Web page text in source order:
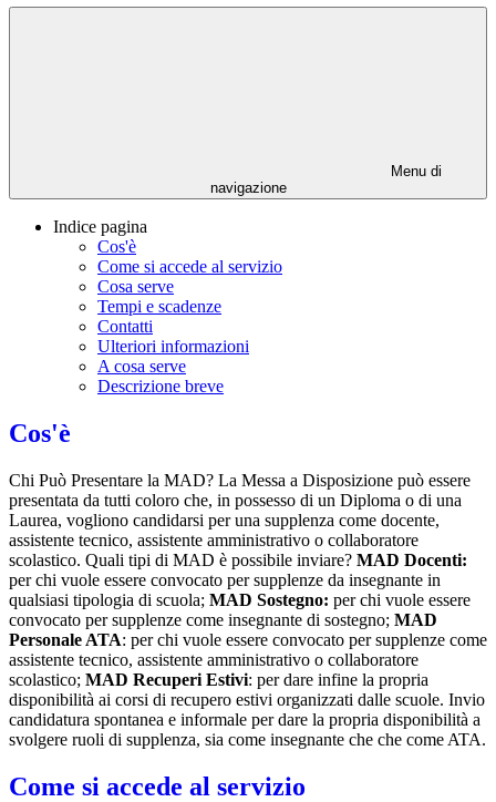
Menu di
navigazione
Indice pagina
Cos'è
Come si accede al servizio
Cosa serve
Tempi e scadenze
Contatti
Ulteriori informazioni
A cosa serve
Descrizione breve
Cos'è
Chi Può Presentare la MAD? La Messa a Disposizione può essere
presentata da tutti coloro che, in possesso di un Diploma o di una
Laurea, vogliono candidarsi per una supplenza come docente,
assistente tecnico, assistente amministrativo o collaboratore
scolastico. Quali tipi di MAD è possibile inviare? MAD Docenti:
per chi vuole essere convocato per supplenze da insegnante in
qualsiasi tipologia di scuola; MAD Sostegno: per chi vuole essere
convocato per supplenze come insegnante di sostegno; MAD
Personale ATA: per chi vuole essere convocato per supplenze come
assistente tecnico, assistente amministrativo o collaboratore
scolastico; MAD Recuperi Estivi: per dare infine la propria
disponibilità ai corsi di recupero estivi organizzati dalle scuole. Invio
candidatura spontanea e informale per dare la propria disponibilità a
svolgere ruoli di supplenza, sia come insegnante che che come ATA.
Come si accede al servizio